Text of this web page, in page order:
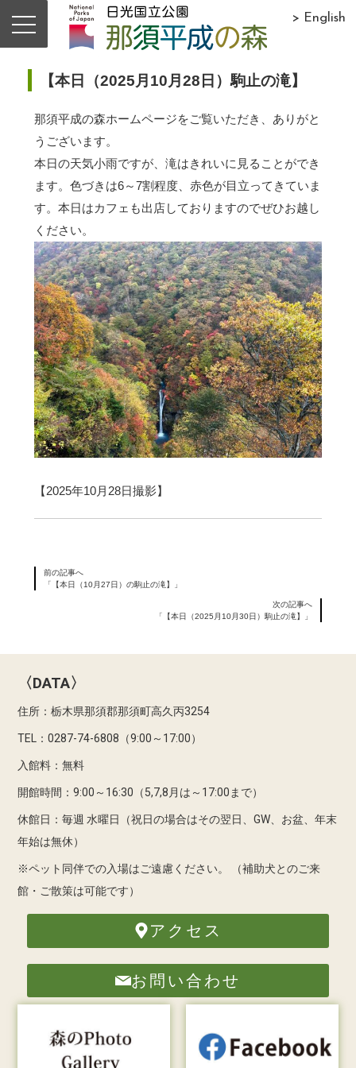
> English
【本日（2025月10月28日）駒止の滝】
那須平成の森ホームページをご覧いただき、ありがと
うございます。
本日の天気小雨ですが、滝はきれいに見ることができ
ます。色づきは6～7割程度、赤色が目立ってきていま
す。本日はカフェも出店しておりますのでぜひお越し
ください。
【2025年10月28日撮影】
前の記事へ
「【本日（10月27日）の駒止の滝】」
次の記事へ
「【本日（2025月10月30日）駒止の滝】」
〈DATA〉
住所：栃木県那須郡那須町高久丙3254
TEL：0287-74-6808（9:00～17:00）
入館料：無料
開館時間：9:00～16:30（5,7,8月は～17:00まで）
休館日：毎週 水曜日（祝日の場合はその翌日、GW、お盆、年末
年始は無休）
※ペット同伴での入場はご遠慮ください。
（補助犬とのご来
館・ご散策は可能です）
アクセス
お問い合わせ